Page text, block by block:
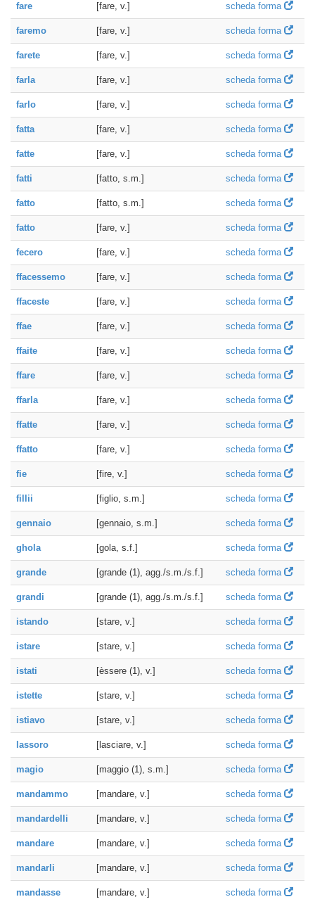
fare [fare, v.] scheda forma
faremo [fare, v.] scheda forma
farete [fare, v.] scheda forma
farla [fare, v.] scheda forma
farlo [fare, v.] scheda forma
fatta [fare, v.] scheda forma
fatte [fare, v.] scheda forma
fatti [fatto, s.m.] scheda forma
fatto [fatto, s.m.] scheda forma
fatto [fare, v.] scheda forma
fecero [fare, v.] scheda forma
ffacessemo [fare, v.] scheda forma
ffaceste [fare, v.] scheda forma
ffae [fare, v.] scheda forma
ffaite [fare, v.] scheda forma
ffare [fare, v.] scheda forma
ffarla [fare, v.] scheda forma
ffatte [fare, v.] scheda forma
ffatto [fare, v.] scheda forma
fie [fire, v.] scheda forma
fillii [figlio, s.m.] scheda forma
gennaio [gennaio, s.m.] scheda forma
ghola [gola, s.f.] scheda forma
grande [grande (1), agg./s.m./s.f.] scheda forma
grandi [grande (1), agg./s.m./s.f.] scheda forma
istando [stare, v.] scheda forma
istare [stare, v.] scheda forma
istati [èssere (1), v.] scheda forma
istette [stare, v.] scheda forma
istiavo [stare, v.] scheda forma
lassoro [lasciare, v.] scheda forma
magio [maggio (1), s.m.] scheda forma
mandammo [mandare, v.] scheda forma
mandardelli [mandare, v.] scheda forma
mandare [mandare, v.] scheda forma
mandarli [mandare, v.] scheda forma
mandasse [mandare, v.] scheda forma